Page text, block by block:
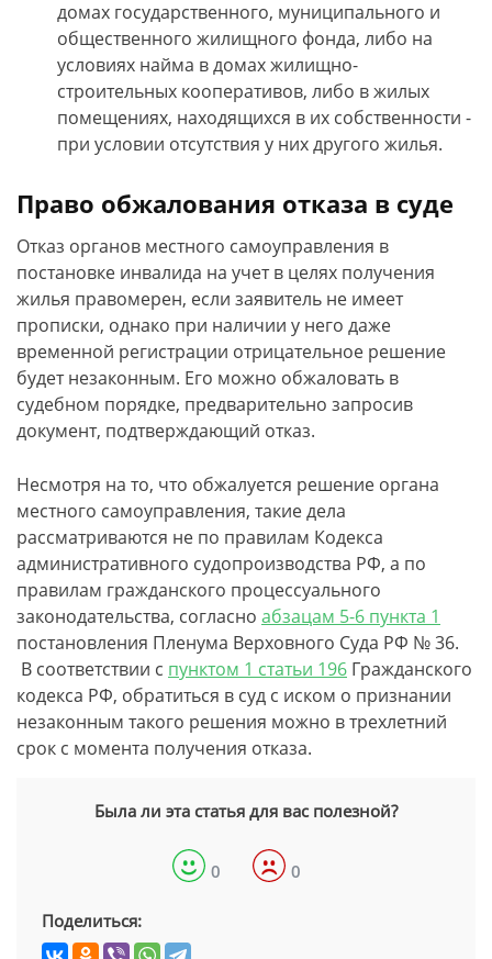
домах государственного, муниципального и
общественного жилищного фонда, либо на
условиях найма в домах жилищно-
строительных кооперативов, либо в жилых
помещениях, находящихся в их собственности -
при условии отсутствия у них другого жилья.
Право обжалования отказа в суде
Отказ органов местного самоуправления в
постановке инвалида на учет в целях получения
жилья правомерен, если заявитель не имеет
прописки, однако при наличии у него даже
временной регистрации отрицательное решение
будет незаконным. Его можно обжаловать в
судебном порядке, предварительно запросив
документ, подтверждающий отказ.
Несмотря на то, что обжалуется решение органа
местного самоуправления, такие дела
рассматриваются не по правилам Кодекса
административного судопроизводства РФ, а по
правилам гражданского процессуального
законодательства, согласно абзацам 5-6 пункта 1
постановления Пленума Верховного Суда РФ № 36.
В соответствии с пунктом 1 статьи 196 Гражданского
кодекса РФ, обратиться в суд с иском о признании
незаконным такого решения можно в трехлетний
срок с момента получения отказа.
Была ли эта статья для вас полезной?
0 0
Поделиться: